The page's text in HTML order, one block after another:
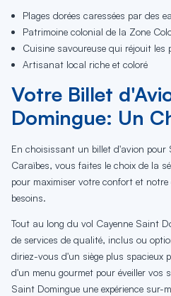
Plages dorées caressées par des
Patrimoine colonial de la Zone
Cuisine savoureuse qui réjouit les
Artisanat local riche et coloré
Votre Billet
Domingue: Un
En choisissant un billet d'avion pour
Caraïbes, vous faites le choix de la
pour maximiser votre confort et
besoins.
Tout au long du vol Cayenne Saint
de services de qualité, inclus ou
diriez-vous d'un siège plus spacieux
d'un menu gourmet pour éveiller vos
Saint Domingue une expérience sur-